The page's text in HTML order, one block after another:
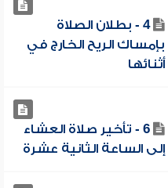
4 - بطلان الصلاة
بإمساك الريح الخارج في
أثنائها
6 - تأخير صلاة العشاء
إلى الساعة الثانية عشرة